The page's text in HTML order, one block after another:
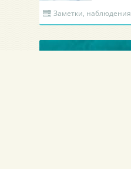
Заметки, наблюдения